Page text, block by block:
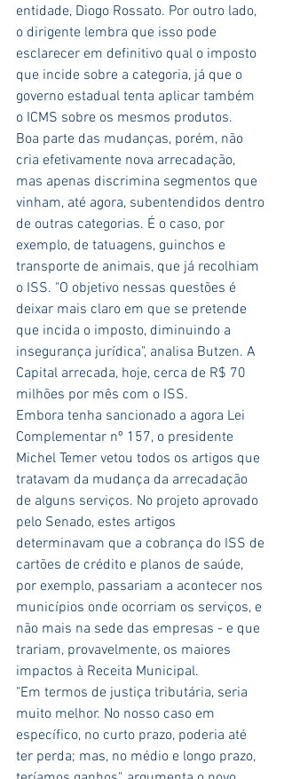
entidade, Diogo Rossato. Por outro lado,
o dirigente lembra que isso pode
esclarecer em definitivo qual o imposto
que incide sobre a categoria, já que o
governo estadual tenta aplicar também
o ICMS sobre os mesmos produtos.
Boa parte das mudanças, porém, não
cria efetivamente nova arrecadação,
mas apenas discrimina segmentos que
vinham, até agora, subentendidos dentro
de outras categorias. É o caso, por
exemplo, de tatuagens, guinchos e
transporte de animais, que já recolhiam
o ISS. "O objetivo nessas questões é
deixar mais claro em que se pretende
que incida o imposto, diminuindo a
insegurança jurídica", analisa Butzen. A
Capital arrecada, hoje, cerca de R$ 70
milhões por mês com o ISS.
Embora tenha sancionado a agora Lei
Complementar nº 157, o presidente
Michel Temer vetou todos os artigos que
tratavam da mudança da arrecadação
de alguns serviços. No projeto aprovado
pelo Senado, estes artigos
determinavam que a cobrança do ISS de
cartões de crédito e planos de saúde,
por exemplo, passariam a acontecer nos
municípios onde ocorriam os serviços, e
não mais na sede das empresas - e que
trariam, provavelmente, os maiores
impactos à Receita Municipal.
"Em termos de justiça tributária, seria
muito melhor. No nosso caso em
específico, no curto prazo, poderia até
ter perda; mas, no médio e longo prazo,